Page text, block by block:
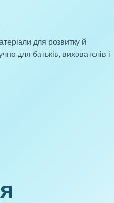
для розвитку й
для батьків, вихователів і